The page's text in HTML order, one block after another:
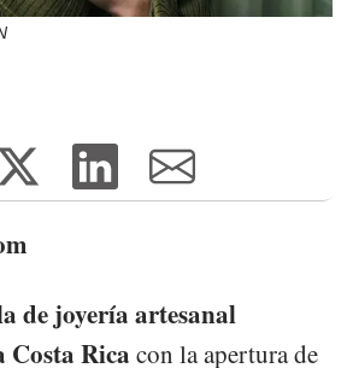
de joyería artesanal
Costa Rica con la apertura de